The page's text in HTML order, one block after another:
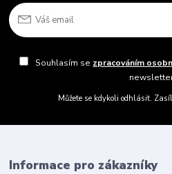
Souhlasím se zpracováním
Můžete se kdykoli odhlásit.
Informace pro zákazníky